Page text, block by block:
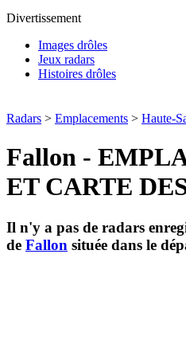
Divertissement
Images drôles
Jeux radars
Histoires drôles
Radars > Emplacements > Haute-
Fallon -
ET CARTE
Il n'y a pas de radars
de Fallon située dans le